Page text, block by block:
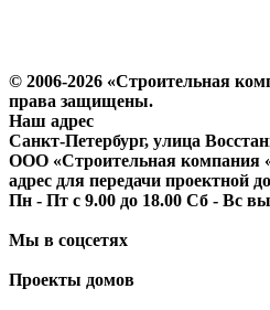
© 2006-2026 «Строительная
права защищены.
Наш адрес
​Санкт-Петербург, улица
ООО «Строительная компания
адрес для передачи проектной
Пн - Пт с 9.00 до 18.00 Сб - Вс
Мы в соцсетях
Проекты домов